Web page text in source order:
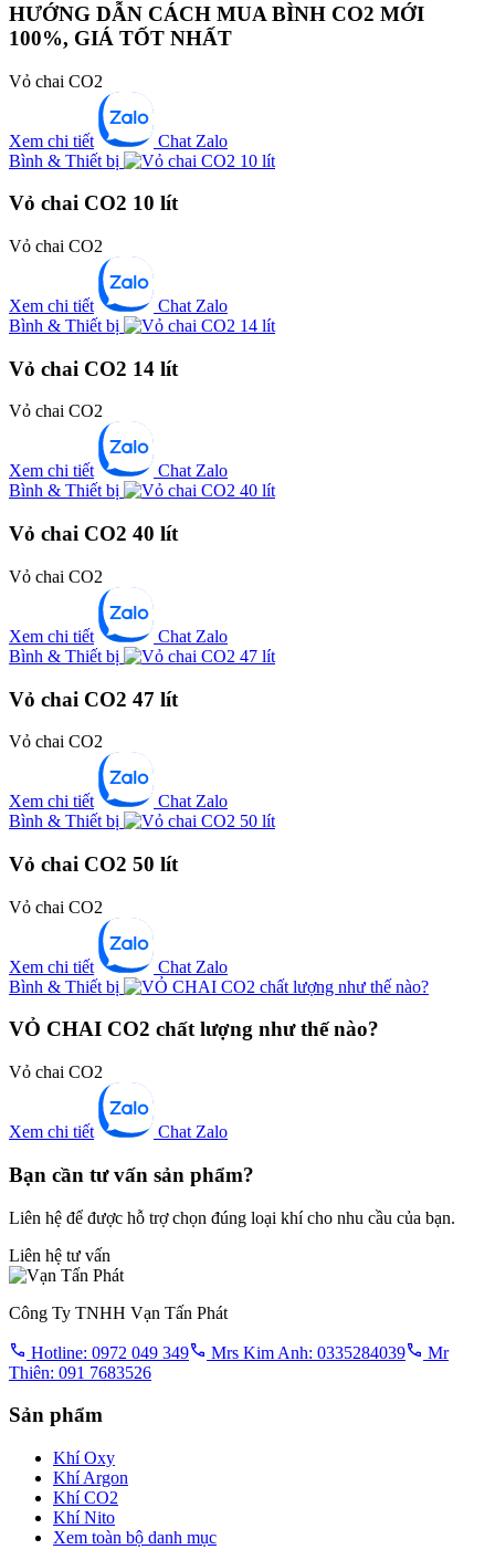
HƯỚNG DẪN CÁCH MUA BÌNH CO2 MỚI
100%, GIÁ TỐT NHẤT
Vỏ chai CO2
Xem chi tiết
Chat Zalo
Bình & Thiết bị
Vỏ chai CO2 10 lít
Vỏ chai CO2
Xem chi tiết
Chat Zalo
Bình & Thiết bị
Vỏ chai CO2 14 lít
Vỏ chai CO2
Xem chi tiết
Chat Zalo
Bình & Thiết bị
Vỏ chai CO2 40 lít
Vỏ chai CO2
Xem chi tiết
Chat Zalo
Bình & Thiết bị
Vỏ chai CO2 47 lít
Vỏ chai CO2
Xem chi tiết
Chat Zalo
Bình & Thiết bị
Vỏ chai CO2 50 lít
Vỏ chai CO2
Xem chi tiết
Chat Zalo
Bình & Thiết bị
VỎ CHAI CO2 chất lượng như thế nào?
Vỏ chai CO2
Xem chi tiết Chat Zalo
Bạn cần tư vấn sản phẩm?
Liên hệ để được hỗ trợ chọn đúng loại khí cho nhu cầu của bạn.
Liên hệ tư vấn
Công Ty TNHH Vạn Tấn Phát
Hotline: 0972 049 349 Mrs Kim Anh: 0335284039
Mr
Thiên: 091 7683526
Sản phẩm
Khí Oxy
Khí Argon
Khí CO2
Khí Nito
Xem toàn bộ danh mục